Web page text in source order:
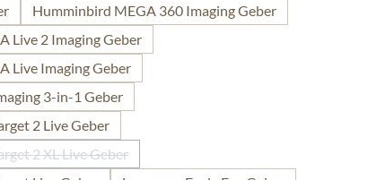
Humminbird MEGA 360 Imaging Geber
Live 2 Imaging Geber
Live Imaging Geber
3-in-1 Geber
2 Live Geber
2 XL Live Geber
(Diese Option ist zurzeit nicht verfügbar.)